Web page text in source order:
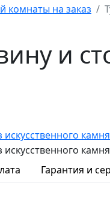
комнаты на заказ
и
Гарантия и